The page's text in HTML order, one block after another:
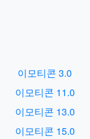
이모티콘 3.0
이모티콘 11.0
이모티콘 13.0
이모티콘 15.0